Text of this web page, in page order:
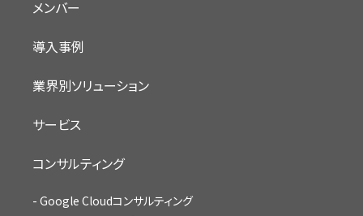
メンバー
導入事例
業界別ソリューション
サービス
コンサルティング
Google Cloudコンサルティング